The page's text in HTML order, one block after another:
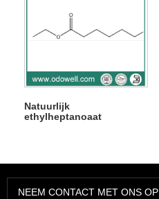
Natuurlijk
ethylheptanoaat
NEEM CONTACT MET ONS OP